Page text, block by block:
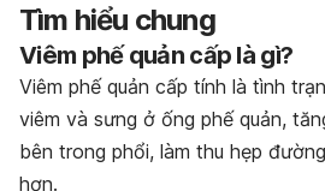
Tìm hiểu chung
Viêm phế quản cấp là gì?
Viêm phế quản cấp tính là tình
viêm và sưng ở ống phế quản,
bên trong phổi, làm thu hẹp
hơn.